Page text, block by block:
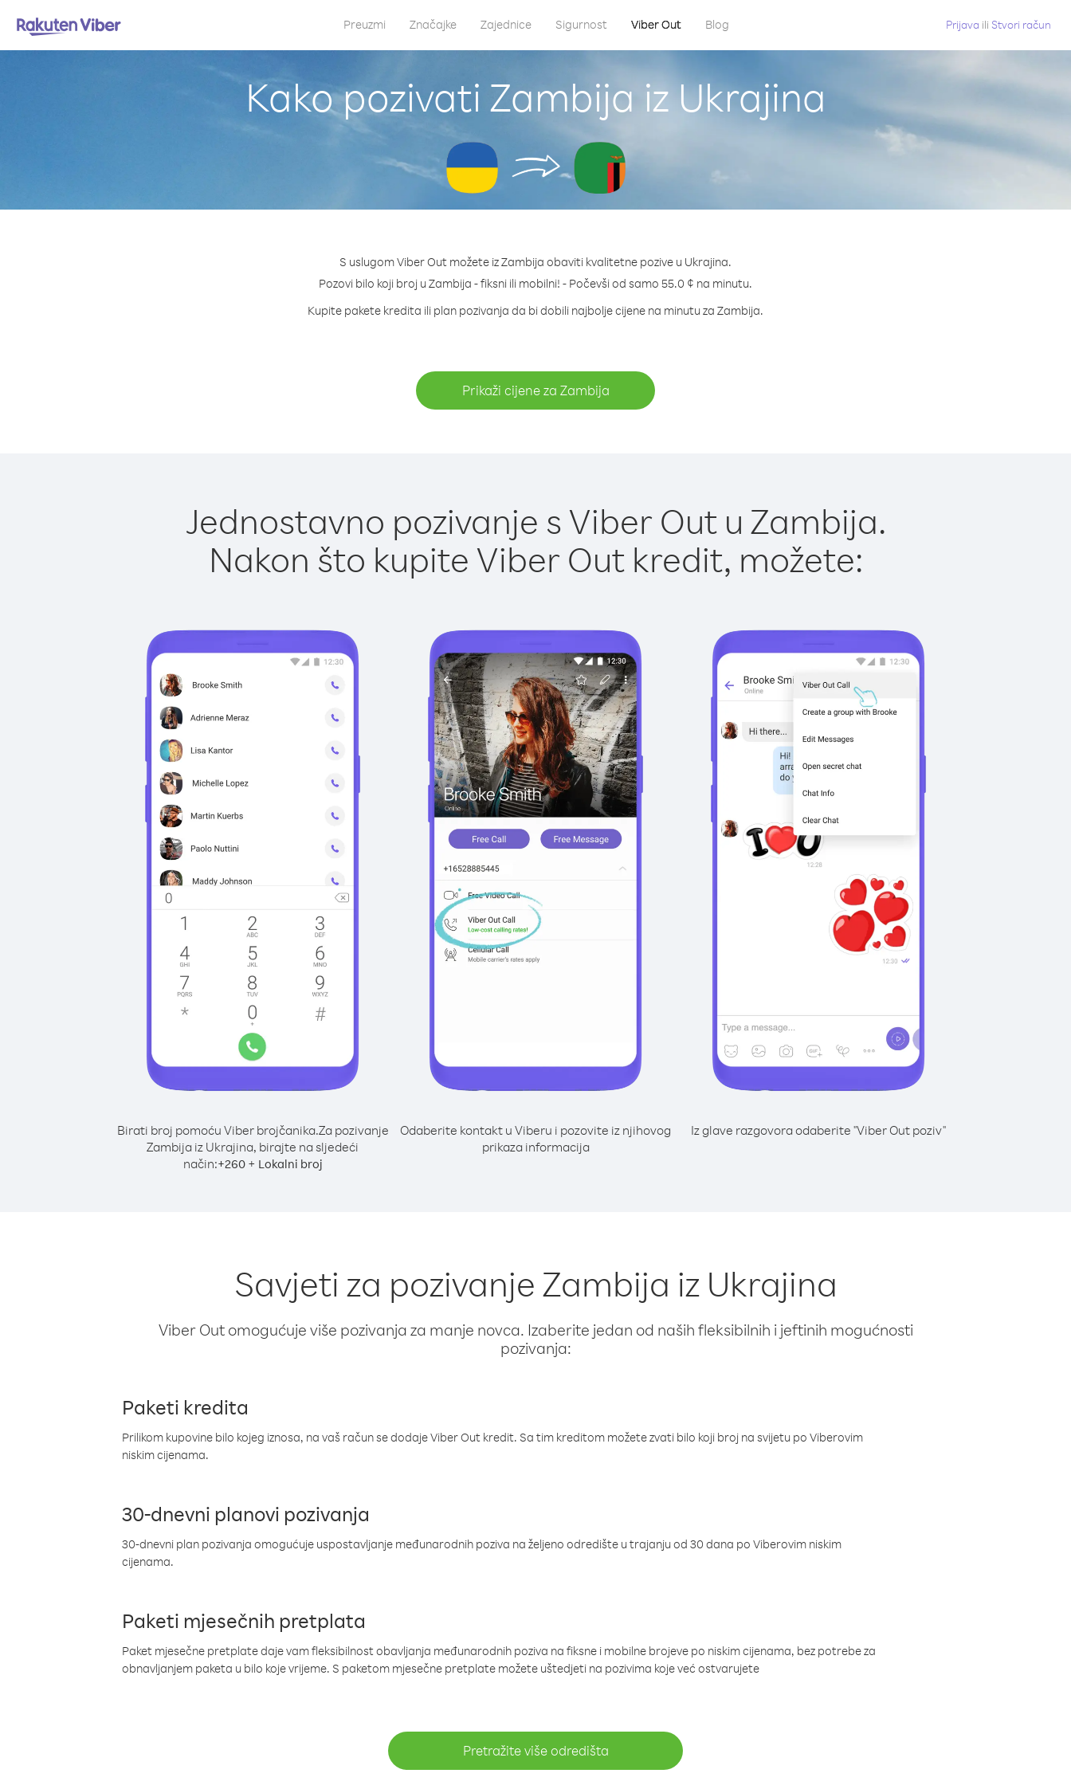
Preuzmi Značajke Zajednice Sigurnost Viber Out Blog Prijava ili Stvori račun
Kako pozivati Zambija iz Ukrajina
S uslugom Viber Out možete iz Zambija obaviti kvalitetne pozive u Ukrajina.
Pozovi bilo koji broj u Zambija - fiksni ili mobilni! - Počevši od samo 55.0 ¢ na minutu.
Kupite pakete kredita ili plan pozivanja da bi dobili najbolje cijene na minutu za Zambija.
Prikaži cijene za Zambija
Jednostavno pozivanje s Viber Out u Zambija.
Nakon što kupite Viber Out kredit, možete:
Birati broj pomoću Viber brojčanika.Za pozivanje
Zambija iz Ukrajina, birajte na sljedeći
način:+260+ Lokalni broj
Odaberite kontakt u Viberu i pozovite iz njihovog
prikaza informacija
Iz glave razgovora odaberite "Viber Out poziv"
Savjeti za pozivanje Zambija iz Ukrajina
Viber Out omogućuje više pozivanja za manje novca. Izaberite jedan od naših fleksibilnih i jeftinih mogućnosti
pozivanja:
Paketi kredita
Prilikom kupovine bilo kojeg iznosa, na vaš račun se dodaje Viber Out kredit. Sa tim kreditom možete zvati bilo koji broj na svijetu po Viberovim
niskim cijenama.
30-dnevni planovi pozivanja
30-dnevni plan pozivanja omogućuje uspostavljanje međunarodnih poziva na željeno odredište u trajanju od 30 dana po Viberovim niskim
cijenama.
Paketi mjesečnih pretplata
Paket mjesečne pretplate daje vam fleksibilnost obavljanja međunarodnih poziva na fiksne i mobilne brojeve po niskim cijenama, bez potrebe za
obnavljanjem paketa u bilo koje vrijeme. S paketom mjesečne pretplate možete uštedjeti na pozivima koje već ostvarujete
Pretražite više odredišta